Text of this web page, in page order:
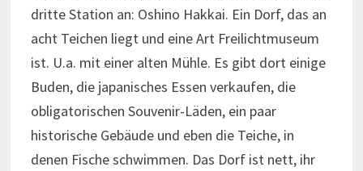
dritte Station an: Oshino Hakkai. Ein Dorf, das an
acht Teichen liegt und eine Art Freilichtmuseum
ist. U.a. mit einer alten Mühle. Es gibt dort einige
Buden, die japanisches Essen verkaufen, die
obligatorischen Souvenir-Läden, ein paar
historische Gebäude und eben die Teiche, in
denen Fische schwimmen. Das Dorf ist nett, ihr